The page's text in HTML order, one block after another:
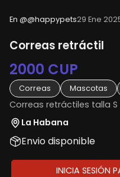
En @@happypets29 Ene
Correas retráctil
2000 CUP
Correas Mascotas
Correas retráctiles talla S
La Habana
Envio disponible
INICIA SESIÓN